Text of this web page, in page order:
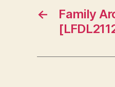
←
Family